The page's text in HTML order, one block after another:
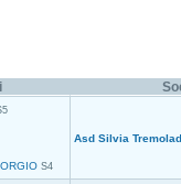
S4
Asd Silvia